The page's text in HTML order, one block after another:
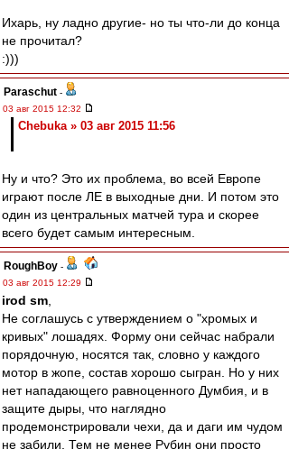
Ихарь, ну ладно другие- но ты что-ли до конца
не прочитал?
:)))
Paraschut -
03 авг 2015 12:32
Chebuka » 03 авг 2015 11:56
Ну и что? Это их проблема, во всей Европе
играют после ЛЕ в выходные дни. И потом это
один из центральных матчей тура и скорее
всего будет самым интересным.
RoughBoy -
03 авг 2015 12:29
irod sm
Не соглашусь с утверждением о "хромых и
кривых" лошадях. Форму они сейчас набрали
порядочную, носятся так, словно у каждого
мотор в жопе, состав хорошо сыгран. Но у них
нет нападающего равноценного Думбия, и в
защите дыры, что наглядно
продемонстрировали чехи, да и даги им чудом
не забили. Тем не менее Рубин они просто